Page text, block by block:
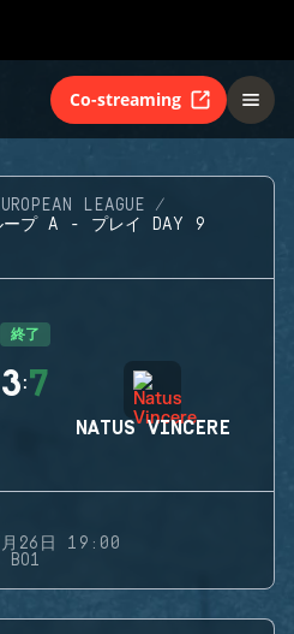
Co-streaming
LEAGUE
ープ A - プレイ DAY 9
終了
3:7
NATUS VINCERE
月26日 19:00
BO1